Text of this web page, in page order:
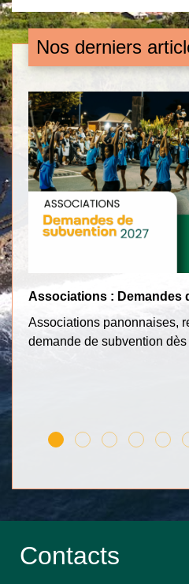
Nos derniers
Associations : Demandes
Associations panonnaises,
demande de subvention dès
Contacts